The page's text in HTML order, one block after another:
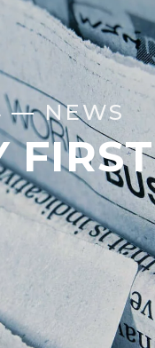
FIRST
—NEWS